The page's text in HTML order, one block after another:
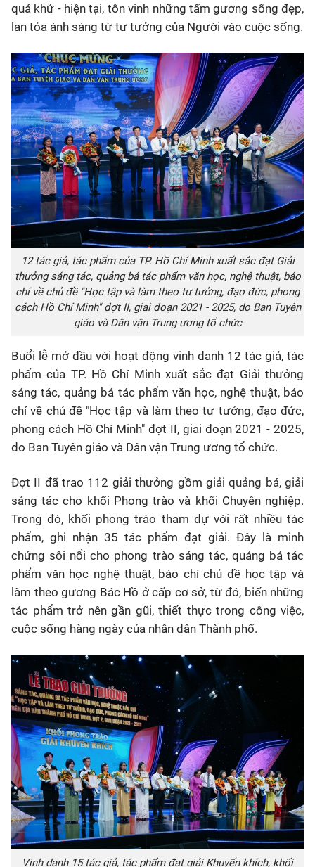
quá khứ - hiện tại, tôn vinh những tấm gương sống đẹp,
lan tỏa ánh sáng từ tư tưởng của Người vào cuộc sống.
12 tác giả, tác phẩm của TP. Hồ Chí Minh xuất sắc đạt Giải
thưởng sáng tác, quảng bá tác phẩm văn học, nghệ thuật, báo
chí về chủ đề "Học tập và làm theo tư tưởng, đạo đức, phong
cách Hồ Chí Minh" đợt II, giai đoạn 2021 - 2025, do Ban Tuyên
giáo và Dân vận Trung ương tổ chức
Buổi lễ mở đầu với hoạt động vinh danh 12 tác giả, tác
phẩm của TP. Hồ Chí Minh xuất sắc đạt Giải thưởng
sáng tác, quảng bá tác phẩm văn học, nghệ thuật, báo
chí về chủ đề "Học tập và làm theo tư tưởng, đạo đức,
phong cách Hồ Chí Minh" đợt II, giai đoạn 2021 - 2025,
do Ban Tuyên giáo và Dân vận Trung ương tổ chức.
Đợt II đã trao 112 giải thưởng gồm giải quảng bá, giải
sáng tác cho khối Phong trào và khối Chuyên nghiệp.
Trong đó, khối phong trào tham dự với rất nhiều tác
phẩm, ghi nhận 35 tác phẩm đạt giải. Đây là minh
chứng sôi nổi cho phong trào sáng tác, quảng bá tác
phẩm văn học nghệ thuật, báo chí chủ đề học tập và
làm theo gương Bác Hồ ở cấp cơ sở, từ đó, biến những
tác phẩm trở nên gần gũi, thiết thực trong công việc,
cuộc sống hàng ngày của nhân dân Thành phố.
Vinh danh 15 tác giả, tác phẩm đạt giải Khuyến khích, khối